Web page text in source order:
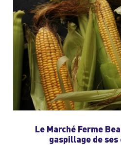
Le Marché Ferme
gaspillage de ses